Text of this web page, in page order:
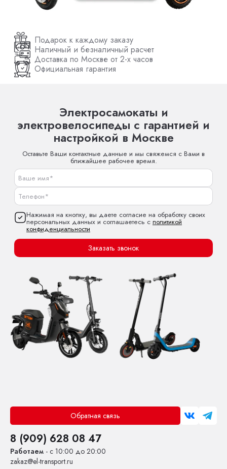
Подарок к каждому заказу
Наличный и безналичный расчет
Доставка по Москве от 2-х часов
Официальная гарантия
Электросамокаты и
электровелосипеды с гарантией и
настройкой в Москве
Оставьте Ваши контактные данные и мы свяжемся с Вами в
ближайшее рабочее время.
Нажимая на кнопку, вы даете согласие на обработку своих
персональных данных и соглашаетесь с политикой
конфиденциальности
Заказать звонок
Обратная связь
8 (909) 628 08 47
Работаем - с 10:00 до 20:00
zakaz@el-transport.ru